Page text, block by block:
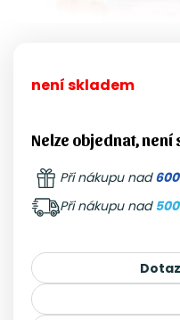
není skladem
Nelze objednat, není
Při nákupu nad
Při nákupu nad